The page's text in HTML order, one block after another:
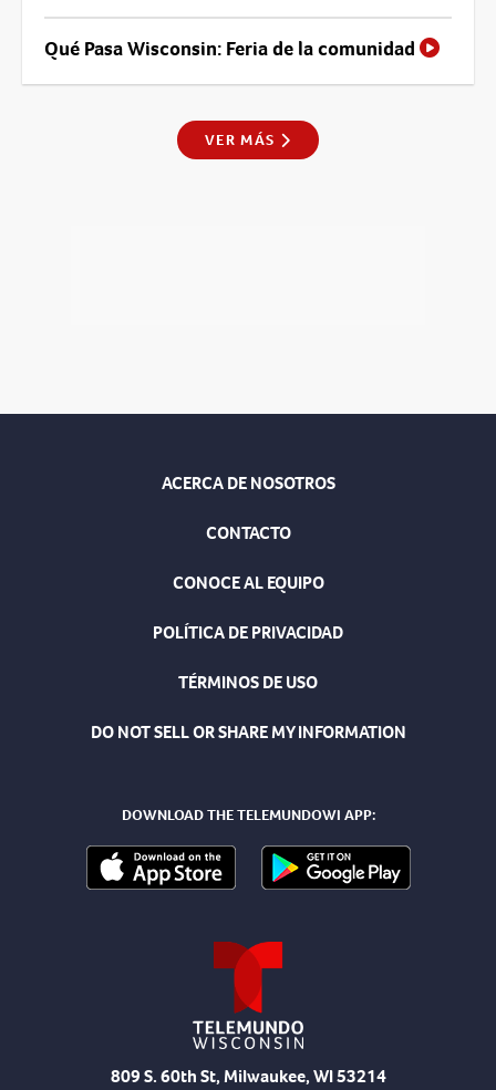
Qué Pasa Wisconsin: Feria de la comunidad
VER MÁS
ACERCA DE NOSOTROS
CONTACTO
CONOCE AL EQUIPO
POLÍTICA DE PRIVACIDAD
TÉRMINOS DE USO
DO NOT SELL OR SHARE MY INFORMATION
DOWNLOAD THE TELEMUNDOWI APP:
809 S. 60th St, Milwaukee, WI 53214